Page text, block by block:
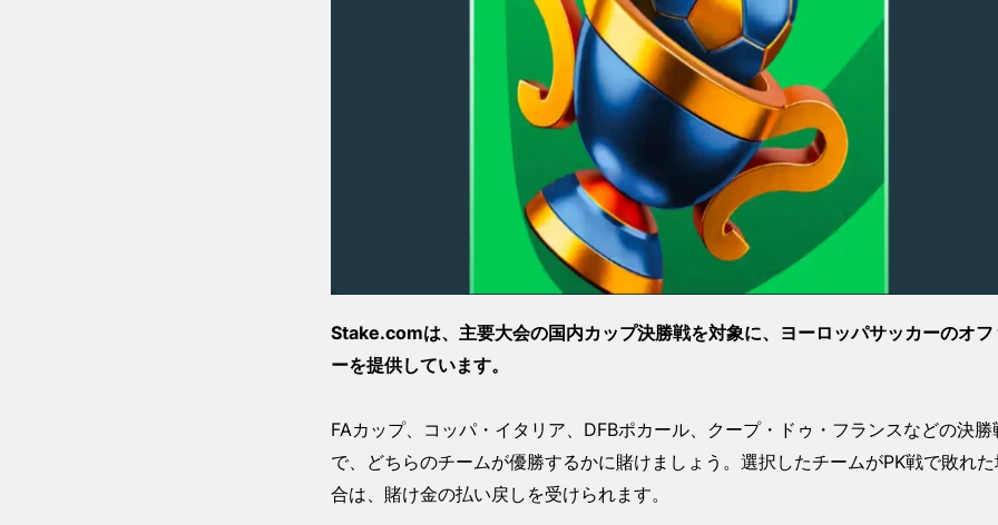
Stake.comは、主要大会の国内カップ決勝戦を対象に、ヨーロッパサッカーのオフ
ーを提供しています。
FAカップ、コッパ・イタリア、DFBポカール、クープ・ドゥ・フランスなどの決勝
で、どちらのチームが優勝するかに賭けましょう。選択したチームがPK戦で敗れた
合は、賭け金の払い戻しを受けられます。